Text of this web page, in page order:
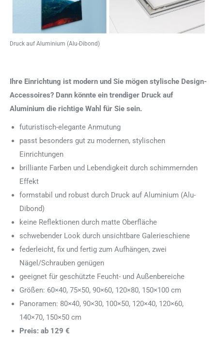
Druck auf Aluminium (Alu-Dibond)
Ihre Einrichtung ist modern und Sie mögen stylische Design-
Accessoires? Dann könnte ein trendiger Druck auf
Aluminium die richtige Wahl für Sie sein.
futuristisch-elegante Anmutung
passt besonders gut zu modernen, stylischen
Einrichtungen
brilliante Farben und Lebendigkeit durch schimmernden
Effekt
formstabil und robust durch Druck auf Aluminium (Alu-
Dibond)
keine Reflektionen durch matte Oberfläche
schwebender Look durch unsichtbare Galerieschiene
federleicht, fix und fertig zum Aufhängen, zwei
Nägel/Schrauben genügen
geeignet für geschützte Feucht- und Außenbereiche
Größen: 60×40, 75×50, 90×60, 120×80, 150×100 cm
Panoramen: 80×40, 90×30, 100×50, 120×40, 120×60,
140×70, 150×50 cm
Preis: ab 129 €